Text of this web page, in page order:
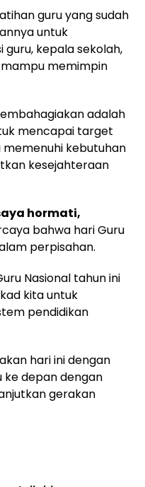
guru yang sudah
untuk
kepala sekolah,
memimpin
adalah
mencapai target
memenuhi kebutuhan
kesejahteraan
hormati,
bahwa hari Guru
perpisahan.
Nasional tahun ini
kita untuk
pendidikan
hari ini dengan
ke depan dengan
gerakan